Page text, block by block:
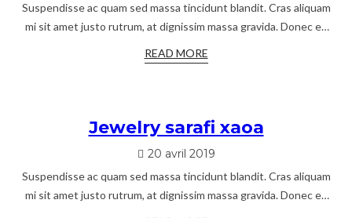
Suspendisse ac quam sed massa tincidunt blandit. Cras aliquam
mi sit amet justo rutrum, at dignissim massa gravida. Donec eu
READ MORE
Jewelry sarafi xaoa
20 avril 2019
Suspendisse ac quam sed massa tincidunt blandit. Cras aliquam
mi sit amet justo rutrum, at dignissim massa gravida. Donec eu